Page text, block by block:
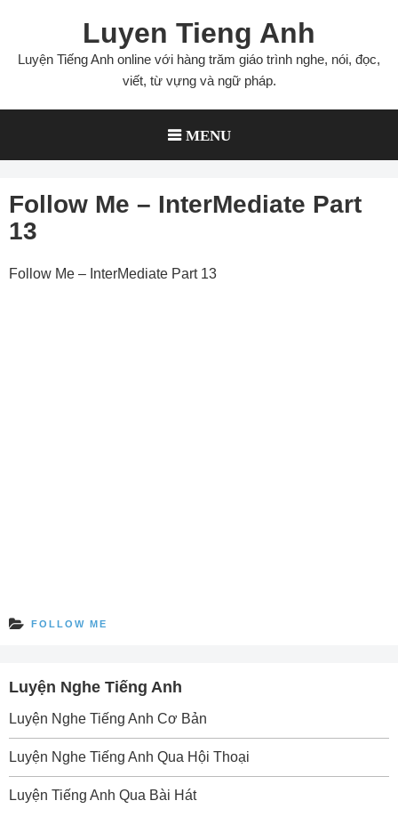
content
Luyen Tieng Anh
Luyện Tiếng Anh online với hàng trăm giáo trình nghe, nói, đọc,
viết, từ vựng và ngữ pháp.
MENU
Follow Me – InterMediate Part
13
Follow Me – InterMediate Part 13
FOLLOW ME
Luyện Nghe Tiếng Anh
Luyện Nghe Tiếng Anh Cơ Bản
Luyện Nghe Tiếng Anh Qua Hội Thoại
Luyện Tiếng Anh Qua Bài Hát